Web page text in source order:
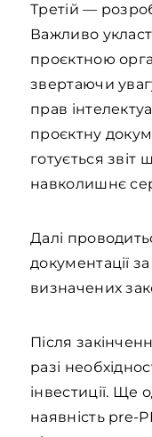
Третій —
Важливо
проєктною
звертаючи
прав
проєктну
готується звіт
навколишнє
Далі
документації
визначених
Після
разі
інвестиції.
наявність pre-